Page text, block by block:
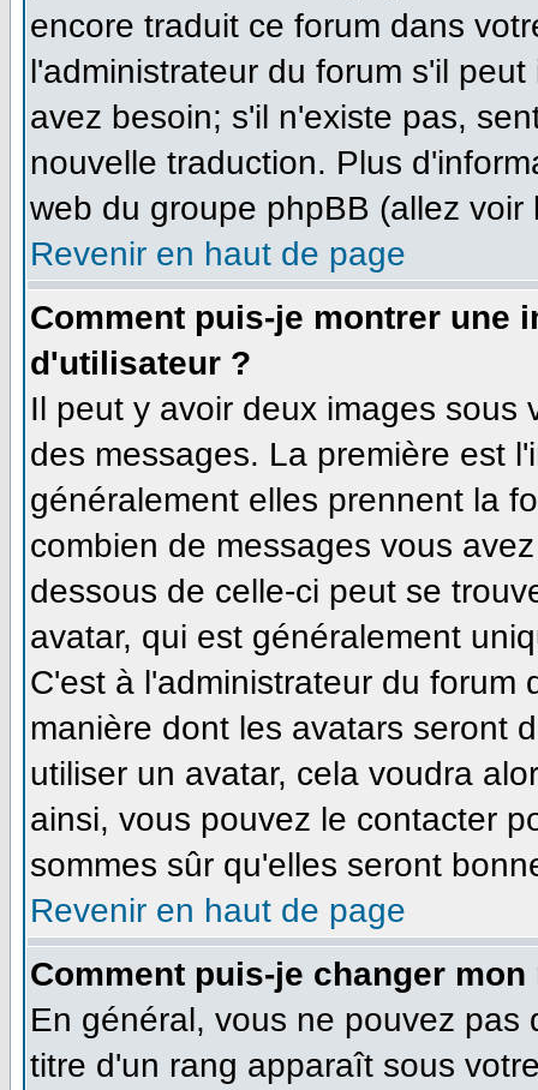
encore traduit ce forum dans
l'administrateur du forum s'il
avez besoin; s'il n'existe pas,
nouvelle traduction. Plus
web du groupe phpBB (allez
Revenir en haut de page
Comment puis-je montrer une
d'utilisateur ?
Il peut y avoir deux images sous
des messages. La première est
généralement elles prennent la
combien de messages vous
dessous de celle-ci peut se
avatar, qui est généralement
C'est à l'administrateur du forum
manière dont les avatars seront
utiliser un avatar, cela voudra
ainsi, vous pouvez le contacter
sommes sûr qu'elles seront
Revenir en haut de page
Comment puis-je changer mon
En général, vous ne pouvez
titre d'un rang apparaît sous